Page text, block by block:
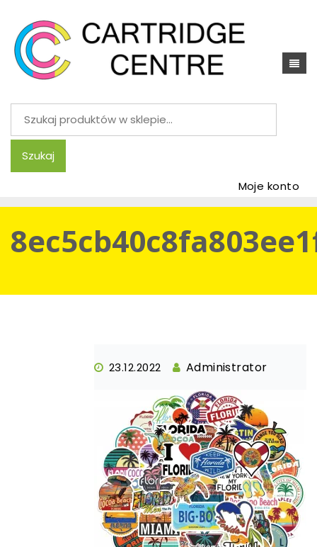
Szukaj:
Szukaj
Moje konto
23.12.2022 Administrator